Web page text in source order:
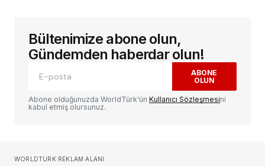
E-posta adresiniz yayınlanmayacak.
alanlar*ile işaretlenmişlerdir
Yorum
Sizin adınız*
Bültenimize abone olun,
Gündemden haberdar olun!
ABONE
OLUN
Abone olduğunuzda WorldTürk'ün Kullanıcı Sözleşmesini
kabul etmiş olursunuz.
WORLDTURK REKLAM ALANI